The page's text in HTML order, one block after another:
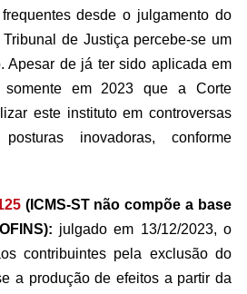
desde o julgamento do
de Justiça percebe-se um
Apesar de já ter sido aplicada em
em 2023 que a Corte
este instituto em controversas
inovadoras, conforme
(ICMS-ST não compõe a base
julgado em 13/12/2023, o
contribuintes pela exclusão do
a produção de efeitos a partir da